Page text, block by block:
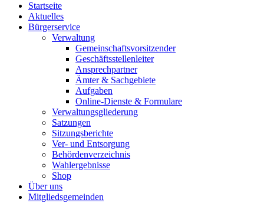
Startseite
Aktuelles
Bürgerservice
Verwaltung
Gemeinschaftsvorsitzender
Geschäftsstellenleiter
Ansprechpartner
Ämter & Sachgebiete
Aufgaben
Online-Dienste & Formulare
Verwaltungsgliederung
Satzungen
Sitzungsberichte
Ver- und Entsorgung
Behördenverzeichnis
Wahlergebnisse
Shop
Über uns
Mitgliedsgemeinden